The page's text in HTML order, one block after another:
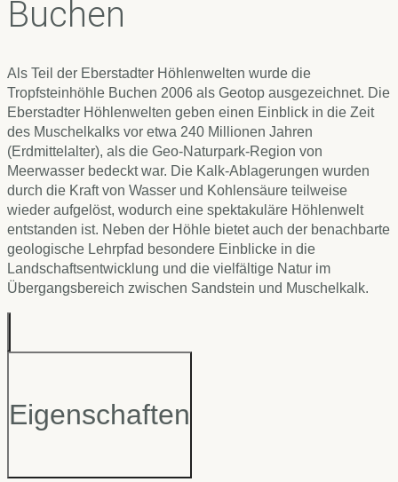
Buchen
Als Teil der Eberstadter Höhlenwelten wurde die
Tropfsteinhöhle Buchen 2006 als Geotop ausgezeichnet. Die
Eberstadter Höhlenwelten geben einen Einblick in die Zeit
des Muschelkalks vor etwa 240 Millionen Jahren
(Erdmittelalter), als die Geo-Naturpark-Region von
Meerwasser bedeckt war. Die Kalk-Ablagerungen wurden
durch die Kraft von Wasser und Kohlensäure teilweise
wieder aufgelöst, wodurch eine spektakuläre Höhlenwelt
entstanden ist. Neben der Höhle bietet auch der benachbarte
geologische Lehrpfad besondere Einblicke in die
Landschaftsentwicklung und die vielfältige Natur im
Übergangsbereich zwischen Sandstein und Muschelkalk.
Eigenschaften